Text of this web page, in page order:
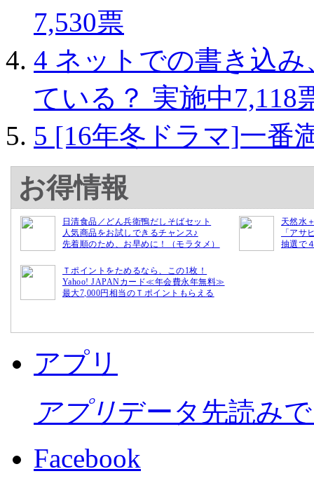
7,530票
4 ネットでの書き込
ている？ 実施中7,118
5 [16年冬ドラマ]一番
お得情報
日清食品／どん兵衛鴨だしそばセット
人気商品をお試しできるチャンス♪
先着順のため、お早めに！（モラタメ）
天然水
「アサ
抽選で
Ｔポイントをためるなら、この1枚！
Yahoo! JAPANカード≪年会費永年無料≫
最大7,000円相当のＴポイントもらえる
アプリ
アプリデータ先読み
Facebook